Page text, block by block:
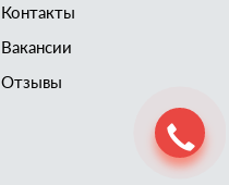
Контакты
Вакансии
Отзывы